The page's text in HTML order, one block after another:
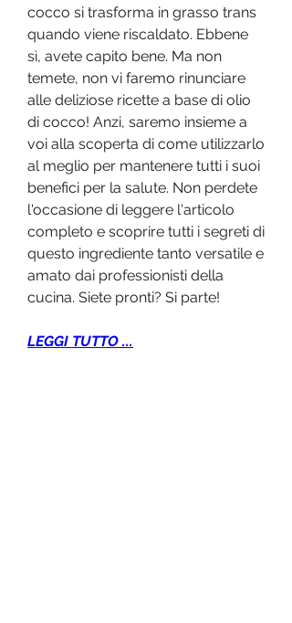
cocco si trasforma in grasso trans
quando viene riscaldato. Ebbene
sì, avete capito bene. Ma non
temete, non vi faremo rinunciare
alle deliziose ricette a base di olio
di cocco! Anzi, saremo insieme a
voi alla scoperta di come utilizzarlo
al meglio per mantenere tutti i suoi
benefici per la salute. Non perdete
l'occasione di leggere l'articolo
completo e scoprire tutti i segreti di
questo ingrediente tanto versatile e
amato dai professionisti della
cucina. Siete pronti? Si parte!
LEGGI TUTTO ...